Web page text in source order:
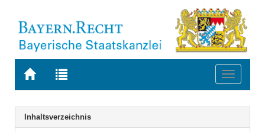
Zur
BAYERN.RECHT
Zur
letzten
Suche
Toggle
Navigation
Inhaltsverzeichnis